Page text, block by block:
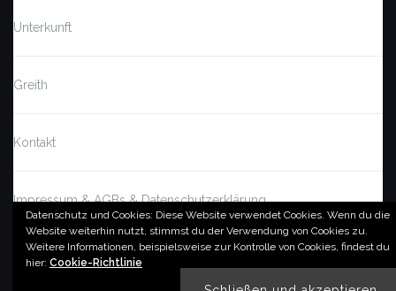
Datenschutz und Cookies: Diese Website verwendet Cookies. Wenn du die
Website weiterhin nutzt, stimmst du der Verwendung von Cookies zu.
Weitere Informationen, beispielsweise zur Kontrolle von Cookies, findest du
hier: Cookie-Richtlinie
Unterkunft
Greith
Kontakt
Impressum & AGBs & Datenschutzerklärung
© by imSalzatal.at